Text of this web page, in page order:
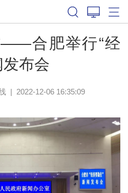
合肥举行“经
发布会
| 2022-12-06 16:35:09